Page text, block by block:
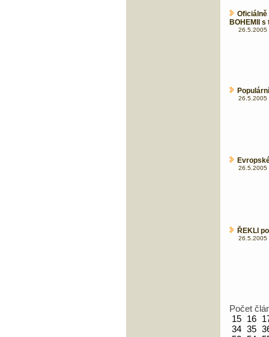
BOHEMII
26.5.2005
26.5.2005
26.5.2005
ŘEKLI
26.5.2005
Počet
15 16
34 35